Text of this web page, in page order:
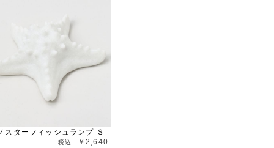
スターフィッシュランプ Ｓ
￥2,640